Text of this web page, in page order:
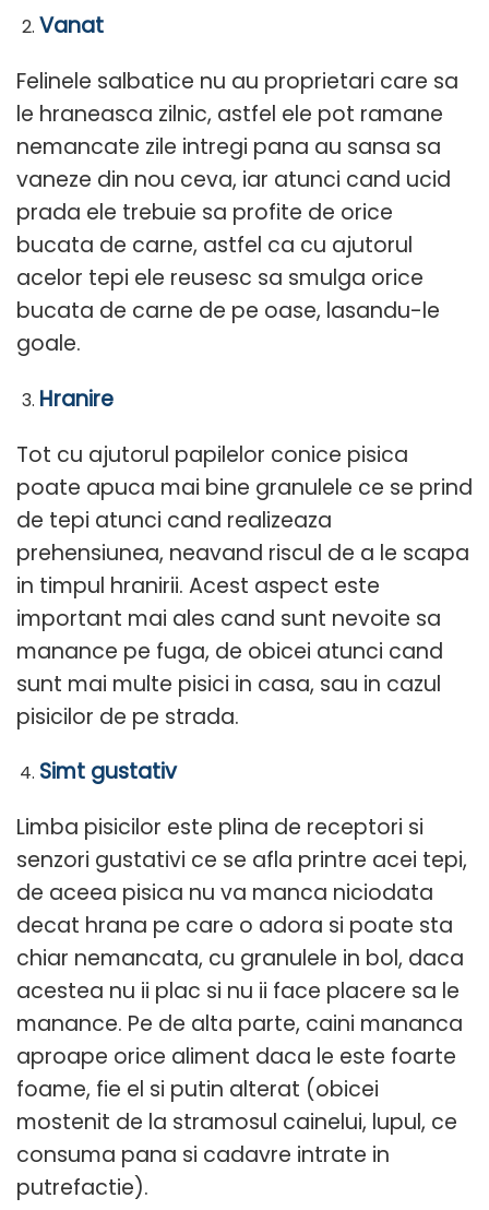
Vanat
Felinele salbatice nu au proprietari care sa
le hraneasca zilnic, astfel ele pot ramane
nemancate zile intregi pana au sansa sa
vaneze din nou ceva, iar atunci cand ucid
prada ele trebuie sa profite de orice
bucata de carne, astfel ca cu ajutorul
acelor tepi ele reusesc sa smulga orice
bucata de carne de pe oase, lasandu-le
goale.
Hranire
Tot cu ajutorul papilelor conice pisica
poate apuca mai bine granulele ce se prind
de tepi atunci cand realizeaza
prehensiunea, neavand riscul de a le scapa
in timpul hranirii. Acest aspect este
important mai ales cand sunt nevoite sa
manance pe fuga, de obicei atunci cand
sunt mai multe pisici in casa, sau in cazul
pisicilor de pe strada.
Simt gustativ
Limba pisicilor este plina de receptori si
senzori gustativi ce se afla printre acei tepi,
de aceea pisica nu va manca niciodata
decat hrana pe care o adora si poate sta
chiar nemancata, cu granulele in bol, daca
acestea nu ii plac si nu ii face placere sa le
manance. Pe de alta parte, caini mananca
aproape orice aliment daca le este foarte
foame, fie el si putin alterat (obicei
mostenit de la stramosul cainelui, lupul, ce
consuma pana si cadavre intrate in
putrefactie).